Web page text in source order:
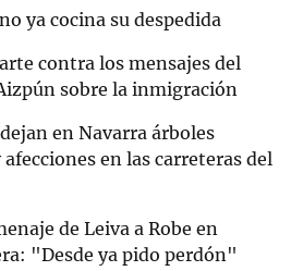
ya cocina su despedida
contra los mensajes del
sobre la inmigración
en Navarra árboles
en las carreteras del
de Leiva a Robe en
"Desde ya pido perdón"